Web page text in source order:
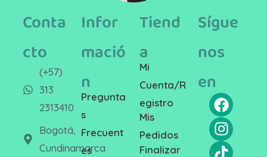
Conta
cto
(+57)
313
2313410
Bogotá,
Cundinamarca
Infor
mació
n
Pregunta
s
Frecuent
es
Tiend
a
Mi
Cuenta/R
egistro
Mis
Pedidos
Finalizar
Sígue
nos
en